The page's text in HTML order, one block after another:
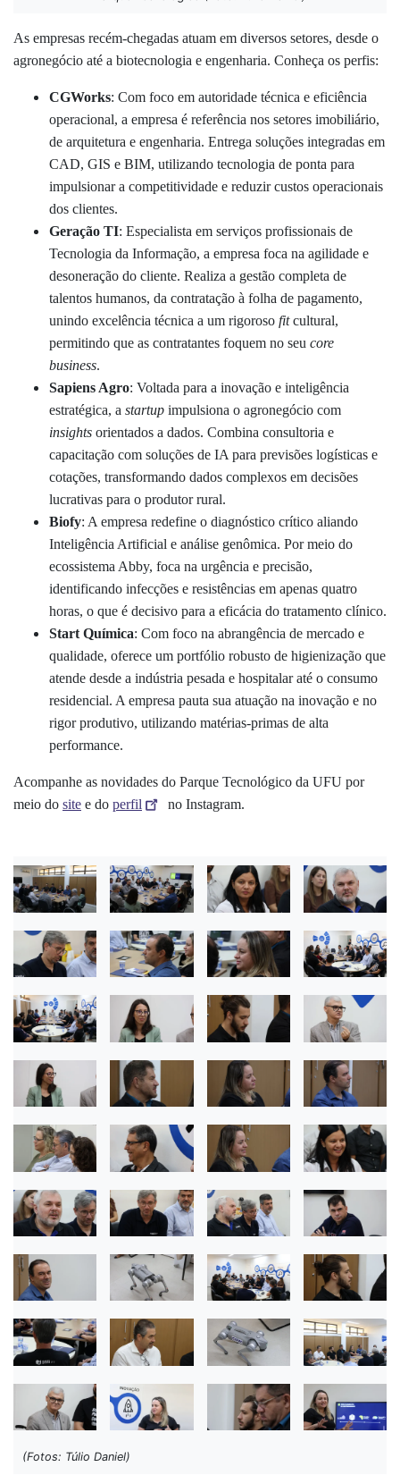
As empresas recém-chegadas atuam em diversos setores, desde o
agronegócio até a biotecnologia e engenharia. Conheça os perfis:
CGWorks: Com foco em autoridade técnica e eficiência
operacional, a empresa é referência nos setores imobiliário,
de arquitetura e engenharia. Entrega soluções integradas em
CAD, GIS e BIM, utilizando tecnologia de ponta para
impulsionar a competitividade e reduzir custos operacionais
dos clientes.
Geração TI: Especialista em serviços profissionais de
Tecnologia da Informação, a empresa foca na agilidade e
desoneração do cliente. Realiza a gestão completa de
talentos humanos, da contratação à folha de pagamento,
unindo excelência técnica a um rigoroso fitcultural,
permitindo que as contratantes foquem no seu core
business.
Sapiens Agro: Voltada para a inovação e inteligência
estratégica, a startup impulsiona o agronegócio com
insights orientados a dados. Combina consultoria e
capacitação com soluções de IA para previsões logísticas e
cotações, transformando dados complexos em decisões
lucrativas para o produtor rural.
Biofy: A empresa redefine o diagnóstico crítico aliando
Inteligência Artificial e análise genômica. Por meio do
ecossistema Abby, foca na urgência e precisão,
identificando infecções e resistências em apenas quatro
horas, o que é decisivo para a eficácia do tratamento clínico.
Start Química: Com foco na abrangência de mercado e
qualidade, oferece um portfólio robusto de higienização que
atende desde a indústria pesada e hospitalar até o consumo
residencial. A empresa pauta sua atuação na inovação e no
rigor produtivo, utilizando matérias-primas de alta
performance.
Acompanhe as novidades do Parque Tecnológico da UFU por
meio do site e do perfil no Instagram.
(Fotos: Túlio Daniel)